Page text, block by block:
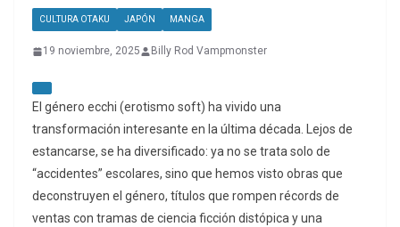
CULTURA OTAKU JAPÓN MANGA
19 noviembre, 2025 Billy Rod Vampmonster
El género ecchi (erotismo soft) ha vivido una
transformación interesante en la última década.
Lejos de
estancarse, se ha diversificado: ya no se trata solo de
“accidentes” escolares, sino que hemos visto obras que
deconstruyen el género, títulos que rompen récords de
ventas con tramas de ciencia ficción distópica y una